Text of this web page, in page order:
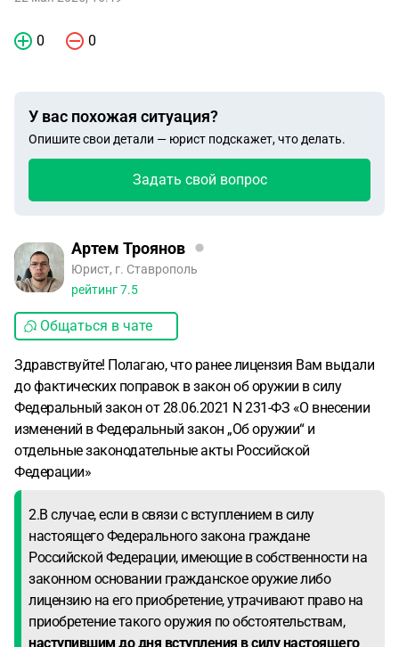
0 0
У вас похожая ситуация?
Опишите свои детали — юрист подскажет, что делать.
Задать свой вопрос
Артем Троянов
Юрист, г. Ставрополь
рейтинг7.5
Общаться в чате
Здравствуйте! Полагаю, что ранее лицензия Вам выдали
до фактических поправок в закон об оружии в силу
Федеральный закон от 28.06.2021 N 231-ФЗ «О внесении
изменений в Федеральный закон „Об оружии“ и
отдельные законодательные акты Российской
Федерации»
2.В случае, если в связи с вступлением в силу
настоящего Федерального закона граждане
Российской Федерации, имеющие в собственности на
законном основании гражданское оружие либо
лицензию на его приобретение, утрачивают право на
приобретение такого оружия по обстоятельствам,
наступившим до дня вступления в силу настоящего